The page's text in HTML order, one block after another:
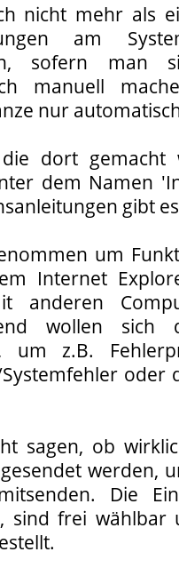
nicht mehr als
am
sofern man
manuell
nur
die dort
dem Namen
gibt
um
Internet
anderen
wollen sich
um z.B.
oder
sagen, ob
werden,
Die
sind frei